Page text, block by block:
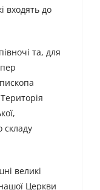
входять до
та, для
складу
великі
Церкви